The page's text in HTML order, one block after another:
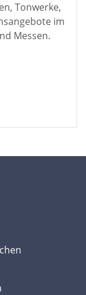
Tonwerke,
im
Messen.